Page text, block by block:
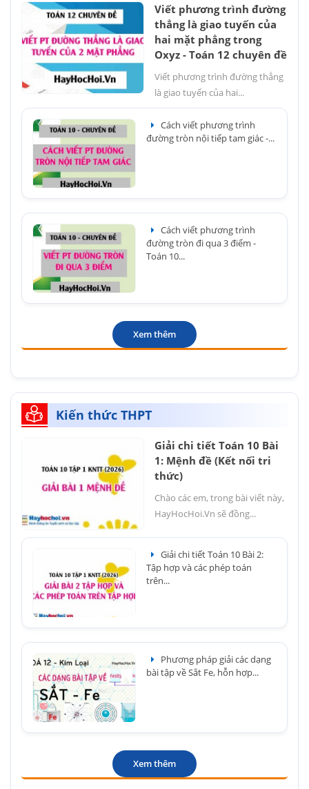
Viết phương trình đường
thẳng là giao tuyến của
hai mặt phẳng trong
Oxyz - Toán 12 chuyên đề
Viết phương trình đường thẳng
là giao tuyến của hai...
Cách viết phương trình
đường tròn nội tiếp tam giác -...
Cách viết phương trình
đường tròn đi qua 3 điểm -
Toán 10...
Xem thêm
Kiến thức THPT
Giải chi tiết Toán 10 Bài
1: Mệnh đề (Kết nối tri
thức)
Chào các em, trong bài viết này,
HayHocHoi.Vn sẽ đồng...
Giải chi tiết Toán 10 Bài 2:
Tập hợp và các phép toán
trên...
Phương pháp giải các dạng
bài tập về Sắt Fe, hỗn hợp...
Xem thêm